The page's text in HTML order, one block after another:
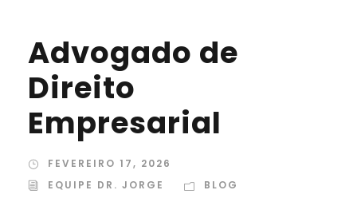
Advogado de
Direito
Empresarial
FEVEREIRO 17, 2026
EQUIPE DR. JORGE
BLOG